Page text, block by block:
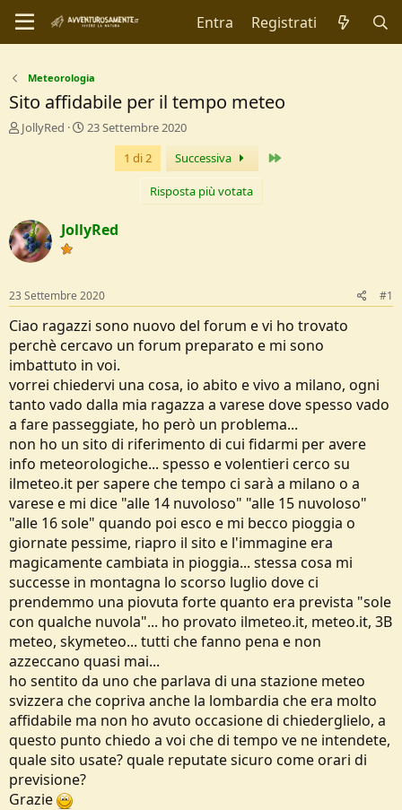
Entra Registrati
Meteorologia
Sito affidabile per il tempo meteo
C
r
e
D
s
c
u
s
s
i
o
n
e
JollyRed
D
I
n
i
o
23 Settembre 2020
1 di 2
Successiva
Risposta più votata
JollyRed
23 Settembre 2020 #1
Ciao ragazzi sono nuovo del forum e vi ho trovato
perchè cercavo un forum preparato e mi sono
imbattuto in voi.
vorrei chiedervi una cosa, io abito e vivo a milano, ogni
tanto vado dalla mia ragazza a varese dove spesso vado
a fare passeggiate, ho però un problema...
non ho un sito di riferimento di cui fidarmi per avere
info meteorologiche... spesso e volentieri cerco su
ilmeteo.it per sapere che tempo ci sarà a milano o a
varese e mi dice "alle 14 nuvoloso" "alle 15 nuvoloso"
"alle 16 sole" quando poi esco e mi becco pioggia o
giornate pessime, riapro il sito e l'immagine era
magicamente cambiata in pioggia... stessa cosa mi
successe in montagna lo scorso luglio dove ci
prendemmo una piovuta forte quanto era prevista "sole
con qualche nuvola"... ho provato ilmeteo.it, meteo.it, 3B
meteo, skymeteo... tutti che fanno pena e non
azzeccano quasi mai...
ho sentito da uno che parlava di una stazione meteo
svizzera che copriva anche la lombardia che era molto
affidabile ma non ho avuto occasione di chiederglielo, a
questo punto chiedo a voi che di tempo ve ne intendete,
quale sito usate? quale reputate sicuro come orari di
previsione?
Grazie